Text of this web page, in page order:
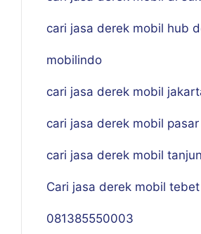
cari jasa derek mobil hub
mobilindo
cari jasa derek mobil
cari jasa derek mobil
cari jasa derek mobil
Cari jasa derek mobil tebet
081385550003